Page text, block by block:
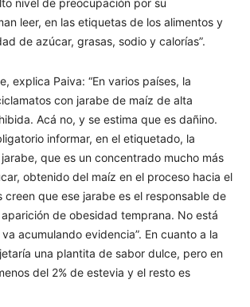
nivel de preocupación por su
leer, en las etiquetas de los alimentos y
de azúcar, grasas, sodio y calorías”.
explica Paiva: “En varios países, la
con jarabe de maíz de alta
Acá no, y se estima que es dañino.
informar, en el etiquetado, la
que es un concentrado mucho más
obtenido del maíz en el proceso hacia el
creen que ese jarabe es el responsable de
de obesidad temprana. No está
acumulando evidencia”. En cuanto a la
una plantita de sabor dulce, pero en
del 2% de estevia y el resto es